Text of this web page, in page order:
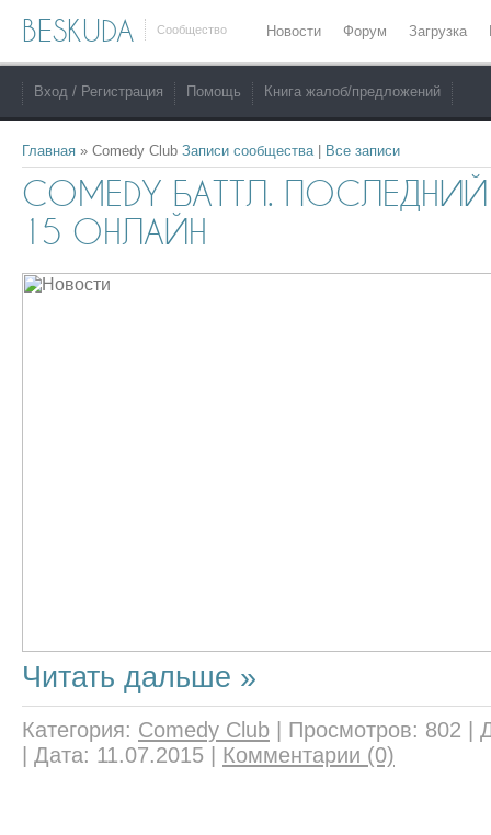
BESKUDA Сообщество Новости Форум Загрузка
Вход / Регистрация Помощь Книга жалоб/предложений
Главная » Comedy Club Записи сообщества| Все записи
COMEDY БАТТЛ.
15 ОНЛАЙН
Читать дальше »
Категория: Comedy Club Просмотров: 802
Дата: 11.07.2015 Комментарии (0)